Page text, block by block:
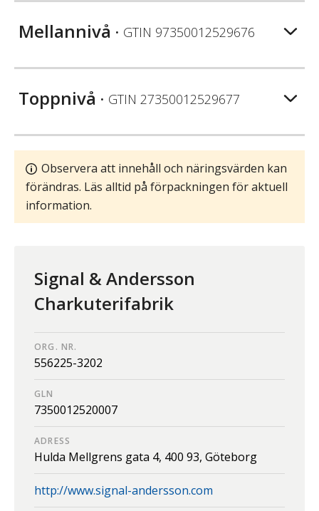
Mellannivå • GTIN 97350012529676
Toppnivå • GTIN 27350012529677
Observera att innehåll och näringsvärden kan
förändras. Läs alltid på förpackningen för aktuell
information.
Signal & Andersson
Charkuterifabrik
ORG. NR.
556225-3202
GLN
7350012520007
ADRESS
Hulda Mellgrens gata 4, 400 93, Göteborg
http://www.signal-andersson.com